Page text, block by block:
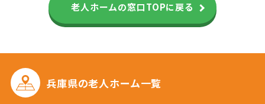
老人ホームの窓口TOPに戻る
兵庫県の老人ホーム一覧